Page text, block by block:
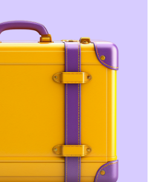
по найму,
в жизни!
потом